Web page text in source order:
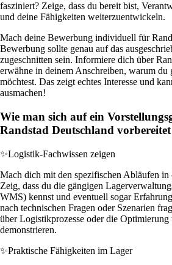
fasziniert? Zeige, dass du bereit bist,
und deine Fähigkeiten weiterzuentwickeln.
Mach deine Bewerbung individuell für
Bewerbung sollte genau auf das
zugeschnitten sein. Informiere dich über
erwähne in deinem Anschreiben, warum du
möchtest. Das zeigt echtes Interesse und
ausmachen!
Wie man sich auf ein
Randstad Deutschland vorbereitet
✨Logistik-Fachwissen zeigen
Mach dich mit den spezifischen Abläufen
Zeig, dass du die gängigen
WMS) kennst und eventuell sogar
nach technischen Fragen oder Szenarien
über Logistikprozesse oder die
demonstrieren.
✨Praktische Fähigkeiten im Lager